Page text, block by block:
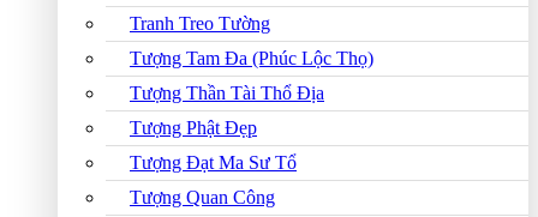
Tranh Treo Tường
Tượng Tam Đa (Phúc Lộc Thọ)
Tượng Thần Tài Thổ Địa
Tượng Phật Đẹp
Tượng Đạt Ma Sư Tổ
Tượng Quan Công